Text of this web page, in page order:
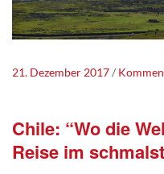
21. Dezember 2017
Chile: “Wo die
Reise im